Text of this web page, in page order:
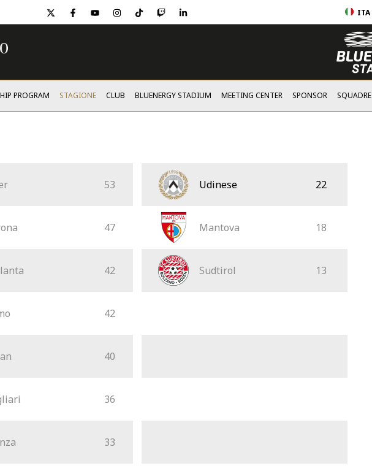
twitter facebook
youtubeinstagram
tiktoktwitchlinkedin ITA
PROGRAM STAGIONE CLUB BLUENERGY STADIUM MEETING CENTER SPONSOR SQUADRE
53
47
42
42
40
36
33
Udinese 22
Mantova 18
Sudtirol 13